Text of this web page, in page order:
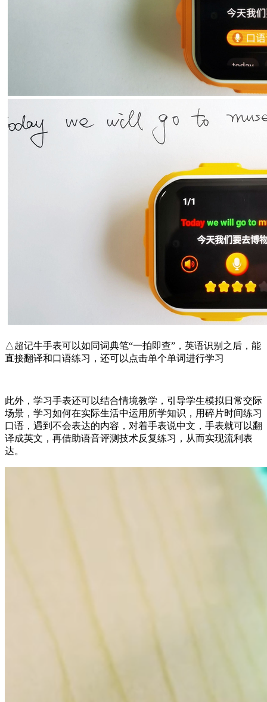
△超记牛手表可以如同词典笔“一拍即查”，英语识别之后，能
直接翻译和口语练习，还可以点击单个单词进行学习
此外，学习手表还可以结合情境教学，引导学生模拟日常交际
场景，学习如何在实际生活中运用所学知识，用碎片时间练习
口语，遇到不会表达的内容，对着手表说中文，手表就可以翻
译成英文，再借助语音评测技术反复练习，从而实现流利表
达。